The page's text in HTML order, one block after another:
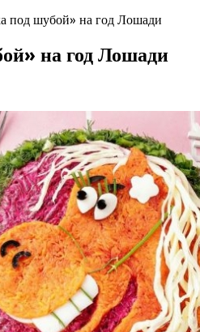
под шубой» на год Лошади
на год Лошади